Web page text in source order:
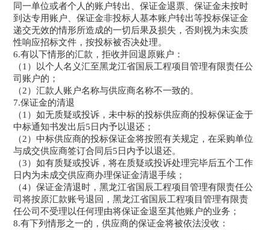
同一单位或者个人的账户转出、保证金退票、保证金未按时
到达专用账户、保证金非投标人基本账户转出等投标保证金
递交无效的情形所造成的一切后果及损失，否则视为未实质
性响应招标文件，按投标被否决处理。
6.有以下情形的汇款，拒收并回退原账户：
（1）以个人名义汇至黑龙江省国辰工程项目管理有限责任公
司账户的；
（2）汇款人账户名称与供应商名称不一致的。
7.保证金的清退
（1）如无质疑或投诉，未中标的投标供应商的投标保证金于
中标通知书发出后5日内予以退还；
（2）中标供应商的投标保证金将按照有关规定，在采购单位
与成交供应商签订合同后5日内予以退还。
（3）如有质疑或投诉，将在质疑或投诉处理完毕后五个工作
日内为未成交供应商办理保证金清退手续；
（4）保证金清退时，黑龙江省国辰工程项目管理有限责任公
司将按原汇款账号退回，黑龙江省国辰工程项目管理有限责
任公司不受理以任何理由将保证金退至其他账户的业务；
8.有下列情形之一的，供应商的保证金将被依法没收：